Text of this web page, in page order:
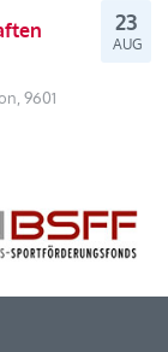
9601
23
AUG